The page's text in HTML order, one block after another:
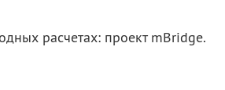
расчетах: проект mBridge.